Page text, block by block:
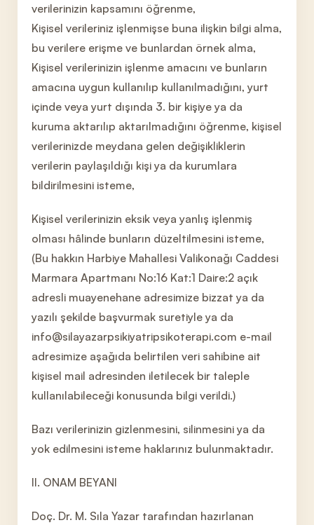
verilerinizin kapsamını öğrenme,
Kişisel verileriniz işlenmişse buna ilişkin bilgi alma,
bu verilere erişme ve bunlardan örnek alma,
Kişisel verilerinizin işlenme amacını ve bunların
amacına uygun kullanılıp kullanılmadığını, yurt
içinde veya yurt dışında 3. bir kişiye ya da
kuruma aktarılıp aktarılmadığını öğrenme, kişisel
verilerinizde meydana gelen değişikliklerin
verilerin paylaşıldığı kişi ya da kurumlara
bildirilmesini isteme,
Kişisel verilerinizin eksik veya yanlış işlenmiş
olması hâlinde bunların düzeltilmesini isteme,
(Bu hakkın Harbiye Mahallesi Valikonağı Caddesi
Marmara Apartmanı No:16 Kat:1 Daire:2 açık
adresli muayenehane adresimize bizzat ya da
yazılı şekilde başvurmak suretiyle ya da
info@silayazarpsikiyatripsikoterapi.com e-mail
adresimize aşağıda belirtilen veri sahibine ait
kişisel mail adresinden iletilecek bir taleple
kullanılabileceği konusunda bilgi verildi.)
Bazı verilerinizin gizlenmesini, silinmesini ya da
yok edilmesini isteme haklarınız bulunmaktadır.
II. ONAM BEYANI
Doç. Dr. M. Sıla Yazar tarafından hazırlanan